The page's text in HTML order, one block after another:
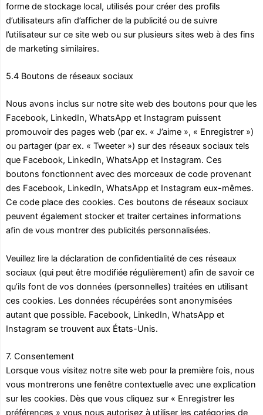
forme de stockage local, utilisés pour créer des profils
d’utilisateurs afin d’afficher de la publicité ou de suivre
l’utilisateur sur ce site web ou sur plusieurs sites web à des fins
de marketing similaires.
5.4 Boutons de réseaux sociaux
Nous avons inclus sur notre site web des boutons pour que les
Facebook, LinkedIn, WhatsApp et Instagram puissent
promouvoir des pages web (par ex. « J’aime », « Enregistrer »)
ou partager (par ex. « Tweeter ») sur des réseaux sociaux tels
que Facebook, LinkedIn, WhatsApp et Instagram. Ces
boutons fonctionnent avec des morceaux de code provenant
des Facebook, LinkedIn, WhatsApp et Instagram eux-mêmes.
Ce code place des cookies. Ces boutons de réseaux sociaux
peuvent également stocker et traiter certaines informations
afin de vous montrer des publicités personnalisées.
Veuillez lire la déclaration de confidentialité de ces réseaux
sociaux (qui peut être modifiée régulièrement) afin de savoir ce
qu’ils font de vos données (personnelles) traitées en utilisant
ces cookies. Les données récupérées sont anonymisées
autant que possible. Facebook, LinkedIn, WhatsApp et
Instagram se trouvent aux États-Unis.
7. Consentement
Lorsque vous visitez notre site web pour la première fois, nous
vous montrerons une fenêtre contextuelle avec une explication
sur les cookies. Dès que vous cliquez sur « Enregistrer les
préférences » vous nous autorisez à utiliser les catégories de